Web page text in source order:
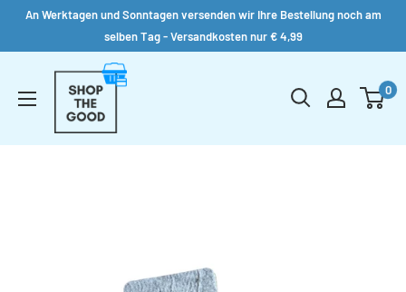
zum
An Werktagen und Sonntagen versenden wir Ihre Bestellung noch am
selben Tag - Versandkosten nur € 4,99
Shop
the
Good
0